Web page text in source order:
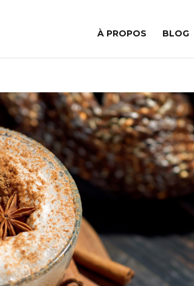
À PROPOS BLOG